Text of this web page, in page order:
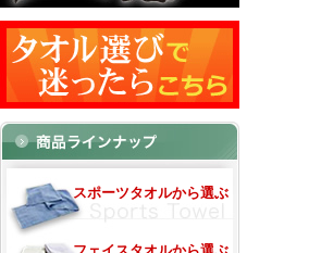
スポーツタオルから選ぶ